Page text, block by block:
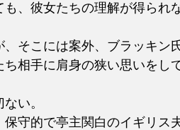
、彼女たちの理解が得られ
そこには案外、ブラッキン
相手に肩身の狭い思いをし
い。
守的で亭主関白のイギリス